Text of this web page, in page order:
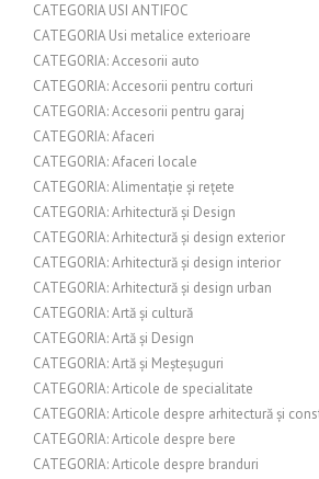
CATEGORIA USI ANTIFOC
CATEGORIA Usi metalice exterioare
CATEGORIA: Accesorii auto
CATEGORIA: Accesorii pentru corturi
CATEGORIA: Accesorii pentru garaj
CATEGORIA: Afaceri
CATEGORIA: Afaceri locale
CATEGORIA: Alimentație și rețete
CATEGORIA: Arhitectură și Design
CATEGORIA: Arhitectură și design exterior
CATEGORIA: Arhitectură și design interior
CATEGORIA: Arhitectură și design urban
CATEGORIA: Artă și cultură
CATEGORIA: Artă și Design
CATEGORIA: Artă și Meșteșuguri
CATEGORIA: Articole de specialitate
CATEGORIA: Articole despre arhitectură și
CATEGORIA: Articole despre bere
CATEGORIA: Articole despre branduri